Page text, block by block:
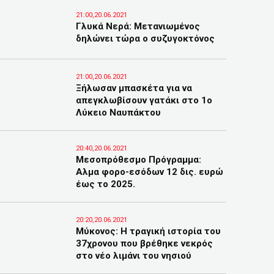
21:00,20.06.2021
Γλυκά Νερά: Μετανιωμένος
δηλώνει τώρα ο συζυγοκτόνος
21:00,20.06.2021
Ξήλωσαν μπασκέτα για να
απεγκλωβίσουν γατάκι στο 1ο
Λύκειο Ναυπάκτου
20:40,20.06.2021
Μεσοπρόθεσμο Πρόγραμμα:
Αλμα φορο-εσόδων 12 δις. ευρώ
έως το 2025.
20:20,20.06.2021
Μύκονος: Η τραγική ιστορία του
37χρονου που βρέθηκε νεκρός
στο νέο λιμάνι του νησιού